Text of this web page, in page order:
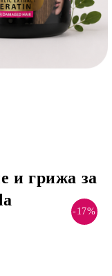
и грижа за
-17%